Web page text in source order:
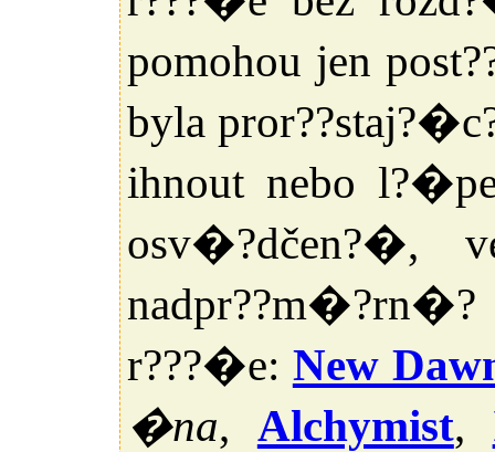
pomohou jen
byla
ihnout nebo
osv�?dčen?�,
r???�e: New
�na, Alchymist,